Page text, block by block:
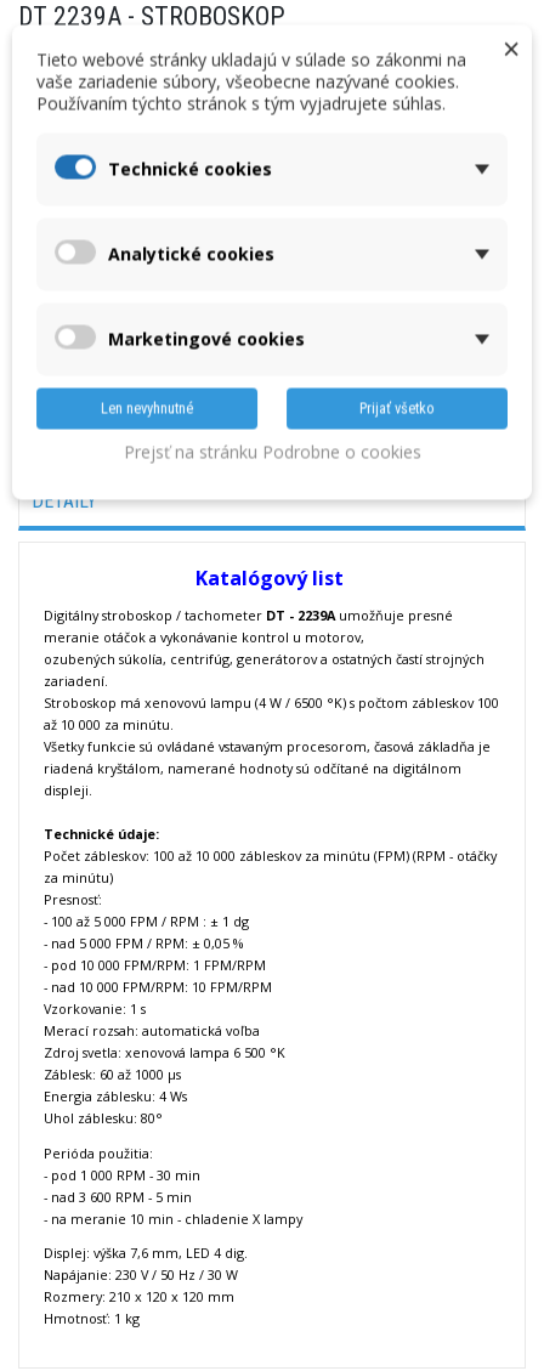
DT 2239A - STROBOSKOP
Cenníková cena:
235,00 € bez DPH
289,05 € s DPH
Vaša cena:
228,00 € bez DPH
280,44 € s DPH
Výrobca: Lutron
VLOŽIŤ DO KOŠÍKA
Nasledujúci produkt »
DETAILY
Katalógový list
Digitálny stroboskop / tachometer DT - 2239A umožňuje presné
meranie otáčok a vykonávanie kontrol u motorov,
ozubených súkolía, centrifúg, generátorov a ostatných častí strojných
zariadení.
Stroboskop má xenovovú lampu (4 W / 6500 °K) s počtom zábleskov 100
až 10 000 za minútu.
Všetky funkcie sú ovládané vstavaným procesorom, časová základňa je
riadená kryštálom, namerané hodnoty sú odčítané na digitálnom
displeji.
Technické údaje:
Počet zábleskov: 100 až 10 000 zábleskov za minútu (FPM) (RPM - otáčky
za minútu)
Presnosť:
- 100 až 5 000 FPM / RPM : ± 1 dg
- nad 5 000 FPM / RPM: ± 0,05 %
- pod 10 000 FPM/RPM: 1 FPM/RPM
- nad 10 000 FPM/RPM: 10 FPM/RPM
Vzorkovanie: 1 s
Merací rozsah: automatická voľba
Zdroj svetla: xenovová lampa 6 500 °K
Záblesk: 60 až 1000 μs
Energia záblesku: 4 Ws
Uhol záblesku: 80°
Perióda použitia:
- pod 1 000 RPM - 30 min
- nad 3 600 RPM - 5 min
- na meranie 10 min - chladenie X lampy
Displej: výška 7,6 mm, LED 4 dig.
Napájanie: 230 V / 50 Hz / 30 W
Rozmery: 210 x 120 x 120 mm
Hmotnosť: 1 kg
×
Tieto webové stránky ukladajú v súlade so zákonmi na
vaše zariadenie súbory, všeobecne nazývané cookies.
Používaním týchto stránok s tým vyjadrujete súhlas.
Technické cookies
Analytické cookies
Marketingové cookies
Len nevyhnutné Prijať všetko
Prejsť na stránku Podrobne o cookies